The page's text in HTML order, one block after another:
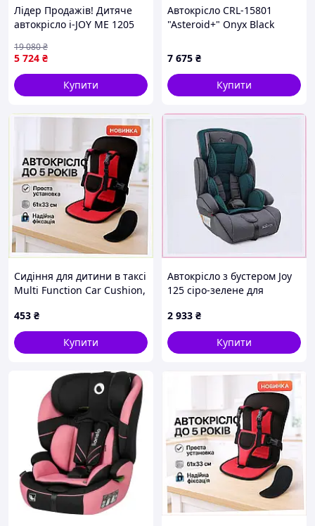
Лідер Продажів! Дитяче
автокрісло i-JOY ME 1205
5 724 ₴
19 080₴
Купити
Автокрісло CRL-15801
"Asteroid+" Onyx Black
та опорною стійкою
CARRELLO
7 675 ₴
Купити
Сидіння для дитини в таксі
Multi Function Car Cushion,
453 ₴
Купити
Автокрісло з бустером Joy
125 сіро-зелене для
2 933 ₴
Купити